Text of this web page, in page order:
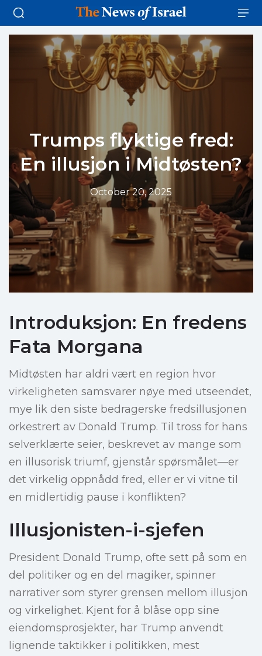
Trumps flyktige fred:
En illusjon i Midtøsten?
October 20, 2025
Introduksjon: En fredens
Fata Morgana
Midtøsten har aldri vært en region hvor
virkeligheten samsvarer nøye med utseendet,
mye lik den siste bedragerske fredsillusjonen
orkestrert av Donald Trump. Til tross for hans
selverklærte seier, beskrevet av mange som
en illusorisk triumf, gjenstår spørsmålet—er
det virkelig oppnådd fred, eller er vi vitne til
en midlertidig pause i konflikten?
Illusjonisten-i-sjefen
President Donald Trump, ofte sett på som en
del politiker og en del magiker, spinner
narrativer som styrer grensen mellom illusjon
og virkelighet. Kjent for å blåse opp sine
eiendomsprosjekter, har Trump anvendt
lignende taktikker i politikken, mest